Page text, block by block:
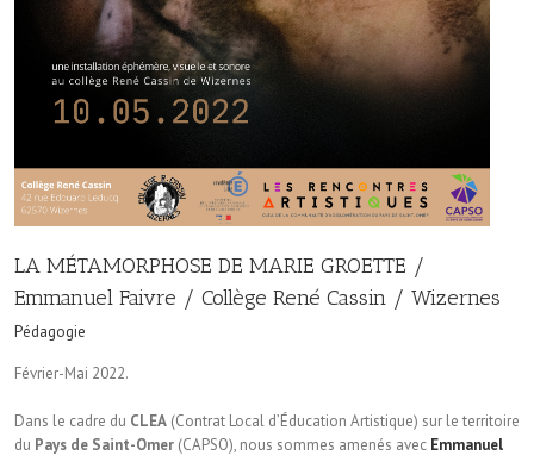
LA MÉTAMORPHOSE DE MARIE GROETTE /
Emmanuel Faivre / Collège René Cassin / Wizernes
Pédagogie
Février-Mai 2022.
Dans le cadre du CLEA (Contrat Local d’Éducation Artistique) sur le territoire
du Pays de Saint-Omer (CAPSO), nous sommes amenés avec Emmanuel